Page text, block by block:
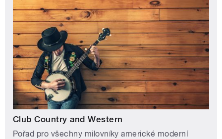
Club Country and Western
Pořad pro všechny milovníky americké moderní